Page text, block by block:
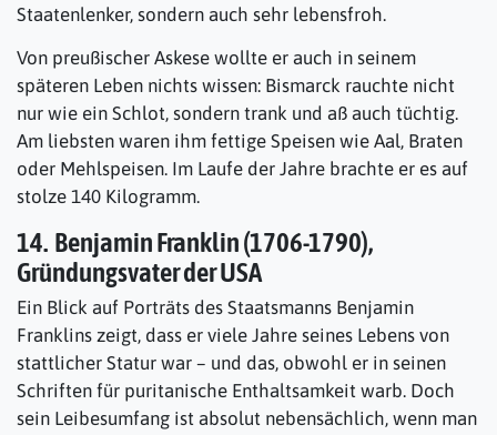
Staatenlenker, sondern auch sehr lebensfroh.
Von preußischer Askese wollte er auch in seinem
späteren Leben nichts wissen: Bismarck rauchte nicht
nur wie ein Schlot, sondern trank und aß auch tüchtig.
Am liebsten waren ihm fettige Speisen wie Aal, Braten
oder Mehlspeisen. Im Laufe der Jahre brachte er es auf
stolze 140 Kilogramm.
14. Benjamin Franklin (1706-1790),
Gründungsvater der USA
Ein Blick auf Porträts des Staatsmanns Benjamin
Franklins zeigt, dass er viele Jahre seines Lebens von
stattlicher Statur war – und das, obwohl er in seinen
Schriften für puritanische Enthaltsamkeit warb. Doch
sein Leibesumfang ist absolut nebensächlich, wenn man